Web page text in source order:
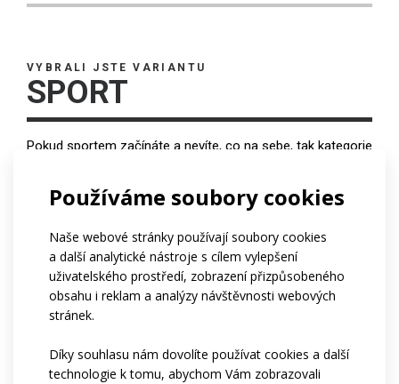
Používáme soubory cookies
Naše webové stránky používají soubory cookies
a další analytické nástroje s cílem vylepšení
uživatelského prostředí, zobrazení přizpůsobeného
obsahu i reklam a analýzy návštěvnosti webových
stránek.
Díky souhlasu nám dovolíte používat cookies a další
technologie k tomu, abychom Vám zobrazovali
VYBRALI JSTE VARIANTU
SPORT
Pokud sportem začínáte a nevíte, co na sebe, tak kategorie
cena / výkon. Oblečení je vhodné jak pro úplné začátečníky,
tak pro hobíky, kteří objedou pouze pár závodů za sezónu.
Časté dotazy